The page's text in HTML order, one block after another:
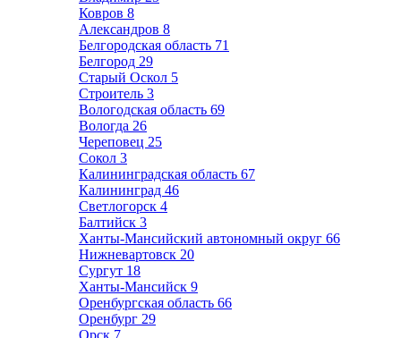
Ковров 8
Александров 8
Белгородская область 71
Белгород 29
Старый Оскол 5
Строитель 3
Вологодская область 69
Вологда 26
Череповец 25
Сокол 3
Калининградская область 67
Калининград 46
Светлогорск 4
Балтийск 3
Ханты-Мансийский автономный округ 66
Нижневартовск 20
Сургут 18
Ханты-Мансийск 9
Оренбургская область 66
Оренбург 29
Орск 7